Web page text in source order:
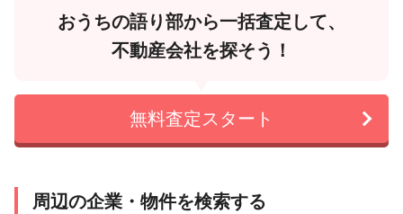
おうちの語り部から一括査定して、
不動産会社を探そう！
無料査定スタート
周辺の企業・物件を検索する